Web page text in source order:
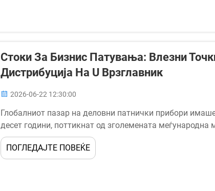
Стоки За Бизнис Патувања: Влезни
Дистрибуција На U Врзглавник
2026-06-22 12:30:00
Глобалниот пазар на деловни патнички прибори
десет години, поттикнат од зголемената меѓународна
решенија за удобност за време на долгите летови и
ПОГЛЕДАЈТЕ ПОВЕЌЕ